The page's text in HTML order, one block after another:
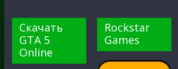
Скачать
GTA 5
Online
Rockstar
Games